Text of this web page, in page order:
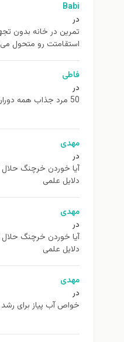
Babi
در
استقامتت رو متحول
فاطی
در
50 مرد جذاب همه دوران ها
مهدی
در
آیا خوردن خرچنگ
دلایل علمی
مهدی
در
آیا خوردن خرچنگ
دلایل علمی
مهدی
در
خواص آب پیاز برای